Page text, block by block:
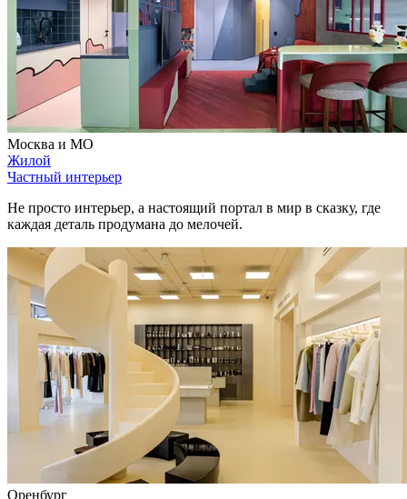
Москва и МО
Жилой
Частный интерьер
Не просто интерьер, а настоящий портал в мир в сказку, где
каждая деталь продумана до мелочей.
Оренбург